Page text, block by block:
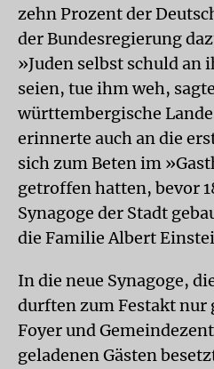
zehn Prozent der
der Bundesregierung
»Juden selbst schuld an
seien, tue ihm weh,
württembergische
erinnerte auch an die
sich zum Beten im
getroffen hatten, bevor
Synagoge der Stadt
die Familie Albert
In die neue Synagoge,
durften zum Festakt nur
Foyer und
geladenen Gästen